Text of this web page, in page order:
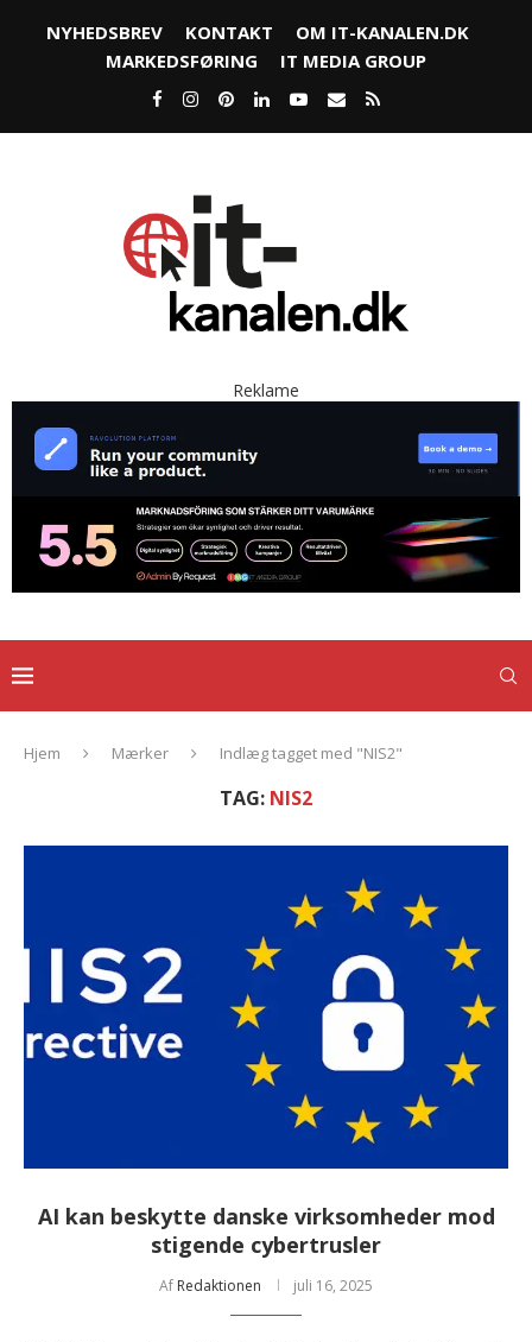
NYHEDSBREV KONTAKT
OM IT-KANALEN.DK
MARKEDSFØRING
IT MEDIA GROUP
Reklame
Hjem Mærker Indlæg tagget med "NIS2"
TAG: NIS2
AI kan beskytte danske virksomheder mod
stigende cybertrusler
Af Redaktionen juli 16, 2025